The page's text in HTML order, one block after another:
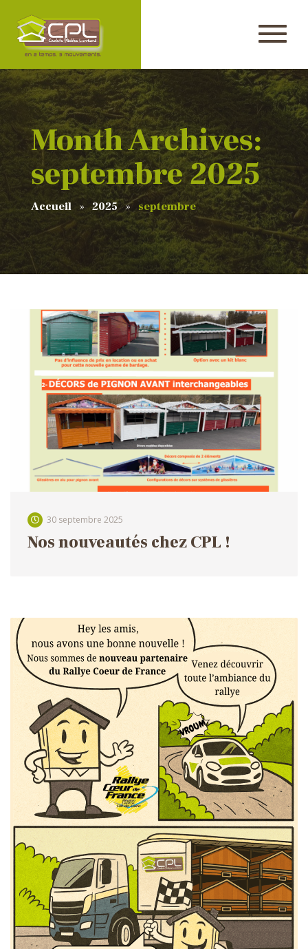
Month Archives:
septembre 2025
Accueil 2025 septembre
30 septembre 2025
Nos nouveautés chez CPL !